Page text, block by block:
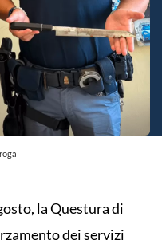
la Questura di
dei servizi